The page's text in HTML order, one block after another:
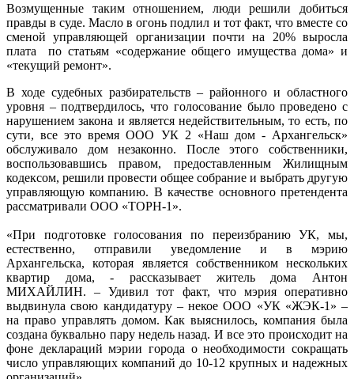
Возмущенные таким отношением, люди решили добиться
правды в суде. Масло в огонь подлил и тот факт, что вместе со
сменой управляющей организации почти на 20% выросла
плата по статьям «содержание общего имущества дома» и
«текущий ремонт».
В ходе судебных разбирательств – районного и областного
уровня – подтвердилось, что голосование было проведено с
нарушением закона и является недействительным, то есть, по
сути, все это время ООО УК 2 «Наш дом - Архангельск»
обслуживало дом незаконно. После этого собственники,
воспользовавшись правом, предоставленным Жилищным
кодексом, решили провести общее собрание и выбрать другую
управляющую компанию. В качестве основного претендента
рассматривали ООО «ТОРН-1».
«При подготовке голосования по переизбранию УК, мы,
естественно, отправили уведомление и в мэрию
Архангельска, которая является собственником нескольких
квартир дома, - рассказывает житель дома Антон
МИХАЙЛИН. – Удивил тот факт, что мэрия оперативно
выдвинула свою кандидатуру – некое ООО «УК «ЖЭК-1» –
на право управлять домом. Как выяснилось, компания была
создана буквально пару недель назад. И все это происходит на
фоне деклараций мэрии города о необходимости сокращать
число управляющих компаний до 10-12 крупных и надежных